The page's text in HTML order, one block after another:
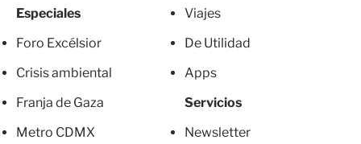
Especiales
Foro Excélsior
Crisis ambiental
Franja de Gaza
Metro CDMX
Viajes
De Utilidad
Apps
Servicios
Newsletter